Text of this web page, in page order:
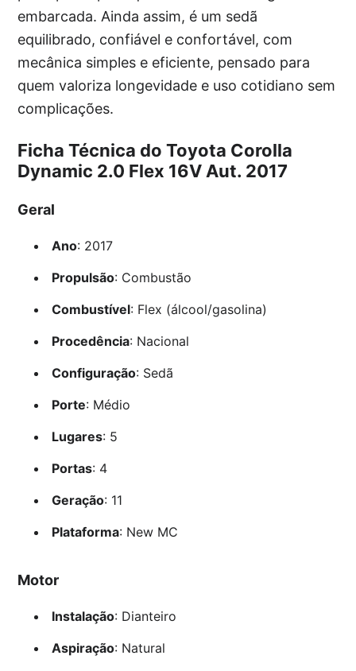
embarcada. Ainda assim, é um sedã
equilibrado, confiável e confortável, com
mecânica simples e eficiente, pensado para
quem valoriza longevidade e uso cotidiano sem
complicações.
Ficha Técnica do Toyota Corolla
Dynamic 2.0 Flex 16V Aut. 2017
Geral
Ano: 2017
Propulsão: Combustão
Combustível: Flex (álcool/gasolina)
Procedência: Nacional
Configuração: Sedã
Porte: Médio
Lugares: 5
Portas: 4
Geração: 11
Plataforma: New MC
Motor
Instalação: Dianteiro
Aspiração: Natural